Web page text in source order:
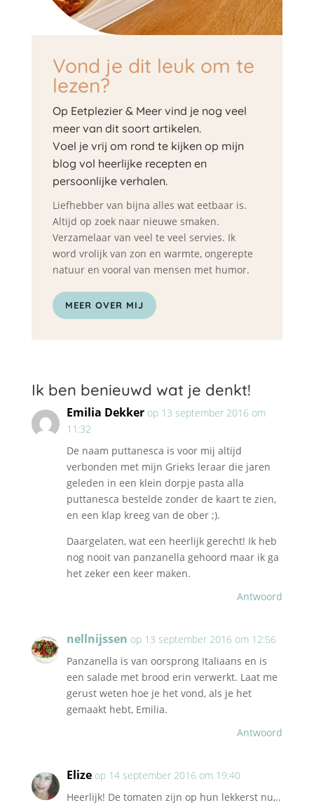
Vond je dit leuk om te
lezen?
Op Eetplezier & Meer vind je nog veel
meer van dit soort artikelen.
Voel je vrij om rond te kijken op mijn
blog vol heerlijke recepten en
persoonlijke verhalen.
Liefhebber van bijna alles wat eetbaar is.
Altijd op zoek naar nieuwe smaken.
Verzamelaar van veel te veel servies. Ik
word vrolijk van zon en warmte, ongerepte
natuur en vooral van mensen met humor.
MEER OVER MIJ
Ik ben benieuwd wat je denkt!
Emilia Dekker op 13 september 2016 om
11:32
De naam puttanesca is voor mij altijd
verbonden met mijn Grieks leraar die jaren
geleden in een klein dorpje pasta alla
puttanesca bestelde zonder de kaart te zien,
en een klap kreeg van de ober ;).
Daargelaten, wat een heerlijk gerecht! Ik heb
nog nooit van panzanella gehoord maar ik ga
het zeker een keer maken.
Antwoord
nellnijssen op 13 september 2016 om 12:56
Panzanella is van oorsprong Italiaans en is
een salade met brood erin verwerkt. Laat me
gerust weten hoe je het vond, als je het
gemaakt hebt, Emilia.
Antwoord
Elize op 14 september 2016 om 19:40
Heerlijk! De tomaten zijn op hun lekkerst nu,..